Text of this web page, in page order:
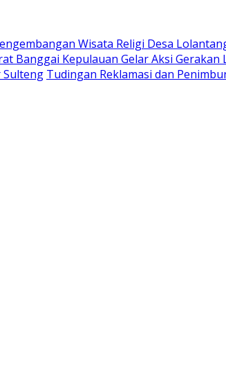
Wisata Religi Desa
Banggai Kepulauan Gelar Aksi
Sulteng Tudingan Reklamasi dan